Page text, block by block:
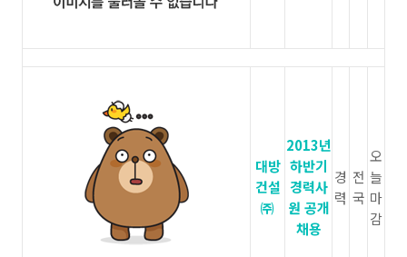
대방
건설
㈜
2013년
하반기
경력사
원 공개
채용
경
력
전
국
오
늘
마
감